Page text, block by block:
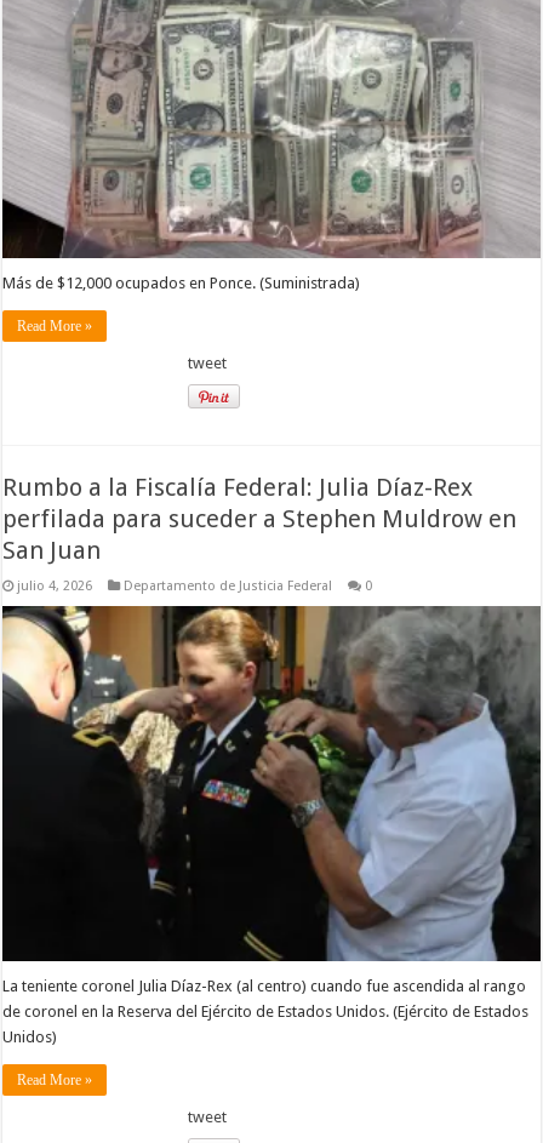
Más de $12,000 ocupados en Ponce. (Suministrada)
Read More »
tweet
Rumbo a la Fiscalía Federal: Julia Díaz-Rex
perfilada para suceder a Stephen Muldrow en
San Juan
julio 4, 2026 Departamento de Justicia Federal 0
La teniente coronel Julia Díaz-Rex (al centro) cuando fue ascendida al rango
de coronel en la Reserva del Ejército de Estados Unidos. (Ejército de Estados
Unidos)
Read More »
tweet